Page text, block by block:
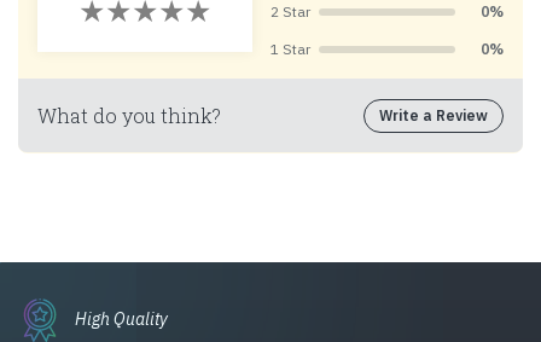
2 Star 0%
1 Star 0%
What do you think? Write a Review
High Quality